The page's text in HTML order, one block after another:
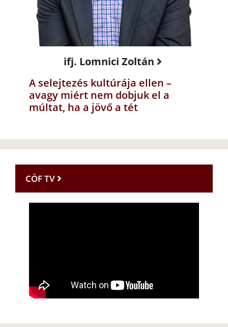
ifj. Lomnici Zoltán
A selejtezés kultúrája ellen –
avagy miért nem dobjuk el a
múltat, ha a jövő a tét
CÖF TV